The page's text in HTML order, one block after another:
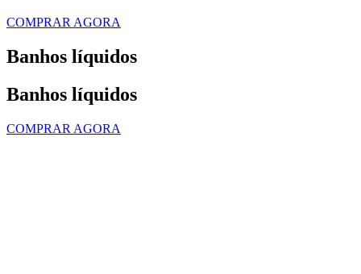
COMPRAR AGORA
Banhos líquidos
Banhos líquidos
COMPRAR AGORA